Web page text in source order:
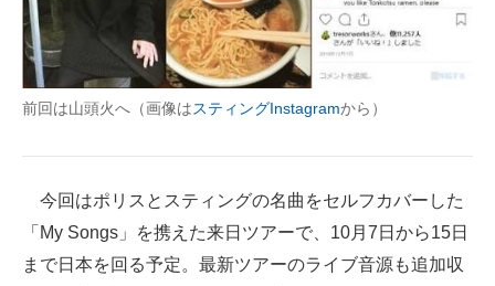
前回は山頭火へ（画像はスティングInstagramから）
今回はポリスとスティングの名曲をセルフカバーした
「My Songs」を携えた来日ツアーで、10月7日から15日
まで日本を回る予定。最新ツアーのライブ音源も追加収